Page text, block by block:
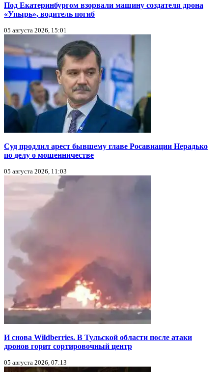
Под Екатеринбургом взорвали машину создателя дрона
«Упырь», водитель погиб
05 августа 2026, 15:01
Суд продлил арест бывшему главе Росавиации Нерадько
по делу о мошенничестве
05 августа 2026, 11:03
И снова Wildberries. В Тульской области после атаки
дронов горит сортировочный центр
05 августа 2026, 07:13